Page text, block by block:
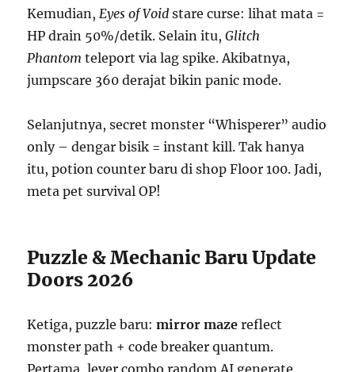
Kemudian, Eyes of Void stare curse: lihat mata =
HP drain 50%/detik. Selain itu,Glitch
Phantom teleport via lag spike. Akibatnya,
jumpscare 360 derajat bikin panic mode.
Selanjutnya, secret monster “Whisperer” audio
only – dengar bisik = instant kill. Tak hanya
itu, potion counter baru di shop Floor 100. Jadi,
meta pet survival OP!
Puzzle & Mechanic Baru Update
Doors 2026
Ketiga, puzzle baru:mirror maze reflect
monster path + code breaker quantum.
Pertama, lever combo random AI generate.